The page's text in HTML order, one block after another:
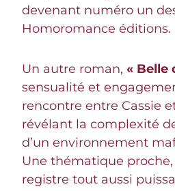
devenant numéro un
Homoromance éditions.
Un autre roman, « Belle
sensualité et
rencontre entre Cassie
révélant la complexité
d’un environnement
Une thématique
registre tout aussi